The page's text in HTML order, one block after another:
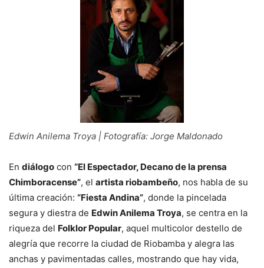
Edwin Anilema Troya | Fotografía: Jorge Maldonado
En diálogo con “El Espectador, Decano de la prensa
Chimboracense”, el artista riobambeño, nos habla de su
última creación: “Fiesta Andina”, donde la pincelada
segura y diestra de Edwin Anilema Troya, se centra en la
riqueza del Folklor Popular, aquel multicolor destello de
alegría que recorre la ciudad de Riobamba y alegra las
anchas y pavimentadas calles, mostrando que hay vida,